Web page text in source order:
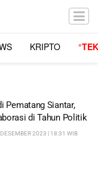
KRIPTO
Pematang Siantar,
di Tahun Politik
2023 | 18:31 WIB